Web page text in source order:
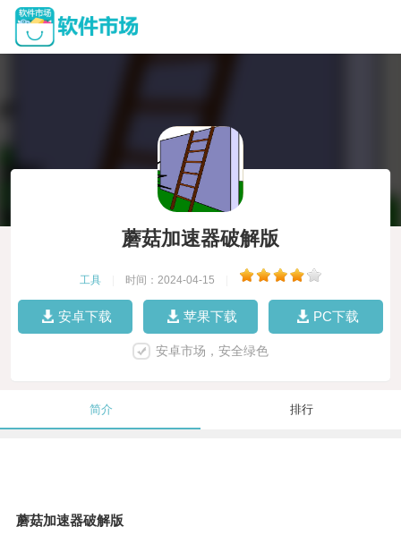
蘑菇加速器破解版
工具 时间：2024-04-15
安卓下载 苹果下载 PC下载
安卓市场，安全绿色
简介 排行
蘑菇加速器破解版